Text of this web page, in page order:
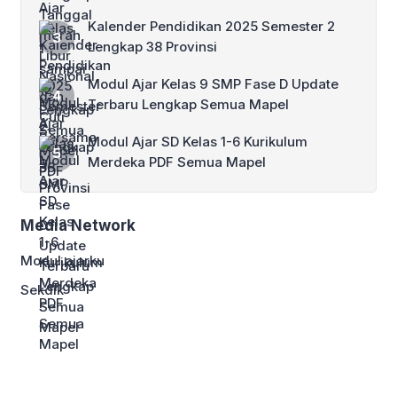
Kalender Pendidikan 2025 Semester 2
Lengkap 38 Provinsi
Modul Ajar Kelas 9 SMP Fase D Update
Terbaru Lengkap Semua Mapel
Modul Ajar SD Kelas 1-6 Kurikulum
Merdeka PDF Semua Mapel
Media Network
Modul ajarku
Sekdik